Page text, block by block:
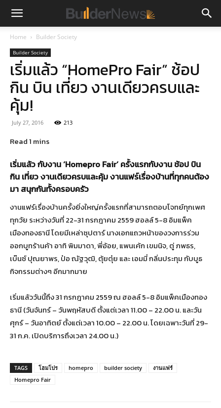
Home Builder Society
Builder Society
เริ่มแล้ว “HomePro Fair” ช้อป
กิน บิน เที่ยว งานเดียวครบและ
คุ้ม!
July 27, 2016 213
เริ่มแล้ว กับงาน ‘Homepro Fair’ ครั้งแรกกับงาน ช้อป บิน
กิน เที่ยว งานเดียวครบและคุ้ม งานแฟร์เรื่องบ้านที่ทุกคนต้อง
มา สนุกกันทั้งครอบครัว
งานแฟร์เรื่องบ้านครั้งยิ่งใหญ่ครั้งแรกที่สามารถตอบโจทย์ทุกเพศ
ทุกวัย ระหว่างวันที่ 22-31 กรกฎาคม 2559 ฮอลล์ 5-8 อิมแพ็ค
เมืองทองธานี โดยมีเหล่าซุปตาร์ นางเอกแถวหน้าของวงการร่วม
ออกบูทร้านค้า อาทิ พิมมาดา, พี่อ้อย, แพนเค้ก เขมนิจ, ตู่ ภพธร,
เบ๊นซ์ ปุณยาพร, ป๋อ ณัฐวุฒิ, ตุ้ยตุ๋ย และ เอมมี่ กลิ่นประทุม กับบูธ
กิจกรรมต่างๆ อีกมากมาย
เริ่มแล้ววันนี้ถึง 31 กรกฎาคม 2559 ณ ฮอลล์ 5-8 อิมแพ็คเมืองทอง
ธานี (วันจันทร์ – วันพฤหัสบดี ตั้งแต่เวลา 11.00 – 22.00 น. และวัน
ศุกร์ – วันอาทิตย์ ตั้งแต่เวลา 10.00 – 22.00 น. โดยเฉพาะวันที่ 29-
31 ก.ค. เปิดบริการถึงเวลา 24.00 น.)
TAGS โฮมโปร homepro builder society
งานแฟร์
Homepro Fair